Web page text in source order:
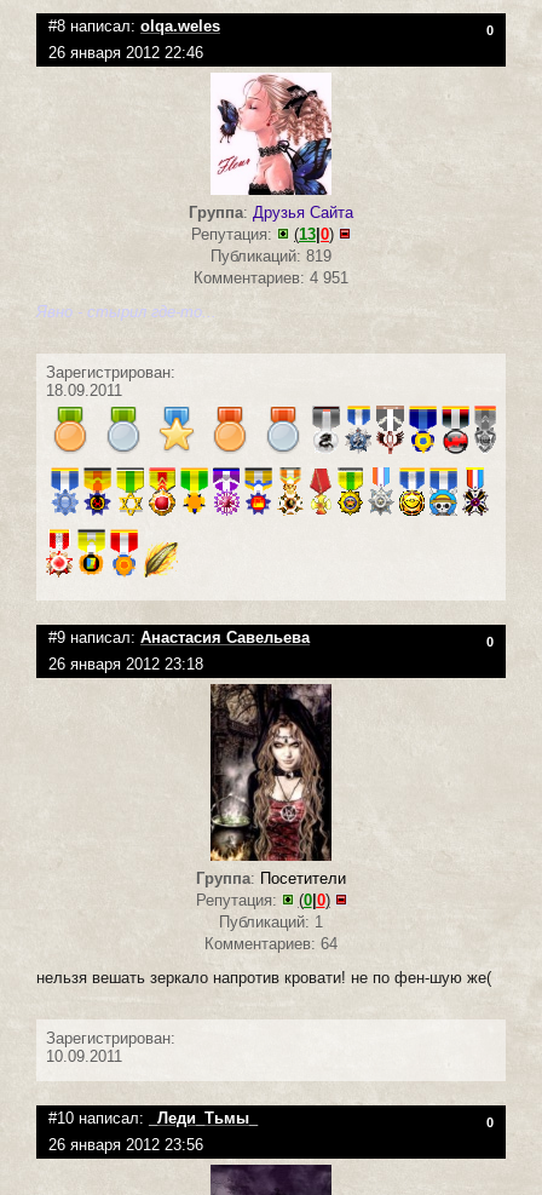
#8 написал: olqa.weles 0
26 января 2012 22:46
Группа: Друзья Сайта
Репутация:
(13 0)
Публикаций: 819
Комментариев: 4 951
Явно - стырил где-то...
Зарегистрирован:
18.09.2011
#9 написал: Анастасия Савельева 0
26 января 2012 23:18
Группа: Посетители
Репутация:
(0| 0)
Публикаций: 1
Комментариев: 64
нельзя вешать зеркало напротив кровати! не по фен-шую же(
Зарегистрирован:
10.09.2011
#10 написал: _Леди_Тьмы_ 0
26 января 2012 23:56